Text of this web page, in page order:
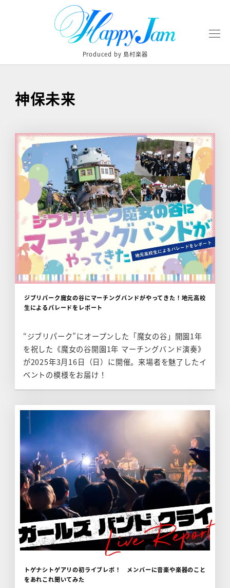
Produced by 島村楽器
神保未来
ジブリパーク魔女の谷にマーチングバンドがやってきた！地元高校
生によるパレードをレポート
“ジブリパーク”にオープンした「魔女の谷」開園1年
を祝した《魔女の谷開園1年 マーチングバンド演奏》
が2025年3月16日（日）に開催。来場者を魅了したイ
ベントの模様をお届け！
トゲナシトゲアリの初ライブレポ！ メンバーに音楽や楽器のこと
をあれこれ聞いてみた